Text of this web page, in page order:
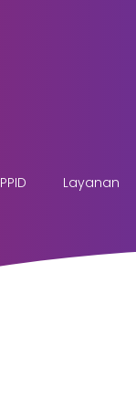
PPID Layanan